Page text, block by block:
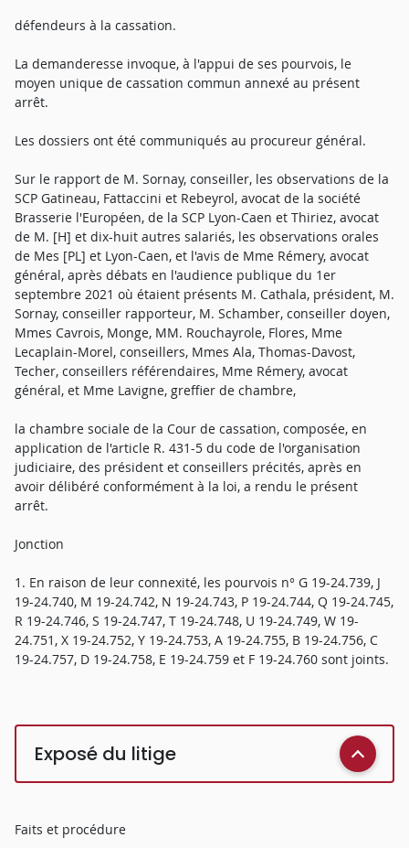
défendeurs à la cassation.
La demanderesse invoque, à l'appui de ses pourvois, le
moyen unique de cassation commun annexé au présent
arrêt.
Les dossiers ont été communiqués au procureur général.
Sur le rapport de M. Sornay, conseiller, les observations de la
SCP Gatineau, Fattaccini et Rebeyrol, avocat de la société
Brasserie l'Européen, de la SCP Lyon-Caen et Thiriez, avocat
de M. [H] et dix-huit autres salariés, les observations orales
de Mes [PL] et Lyon-Caen, et l'avis de Mme Rémery, avocat
général, après débats en l'audience publique du 1er
septembre 2021 où étaient présents M. Cathala, président, M.
Sornay, conseiller rapporteur, M. Schamber, conseiller doyen,
Mmes Cavrois, Monge, MM. Rouchayrole, Flores, Mme
Lecaplain-Morel, conseillers, Mmes Ala, Thomas-Davost,
Techer, conseillers référendaires, Mme Rémery, avocat
général, et Mme Lavigne, greffier de chambre,
la chambre sociale de la Cour de cassation, composée, en
application de l'article R. 431-5 du code de l'organisation
judiciaire, des président et conseillers précités, après en
avoir délibéré conformément à la loi, a rendu le présent
arrêt.
Jonction
1. En raison de leur connexité, les pourvois n° G 19-24.739, J
19-24.740, M 19-24.742, N 19-24.743, P 19-24.744, Q 19-24.745,
R 19-24.746, S 19-24.747, T 19-24.748, U 19-24.749, W 19-
24.751, X 19-24.752, Y 19-24.753, A 19-24.755, B 19-24.756, C
19-24.757, D 19-24.758, E 19-24.759 et F 19-24.760 sont joints.
Exposé du litige
Faits et procédure